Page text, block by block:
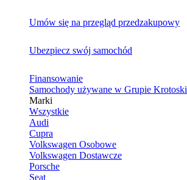
Umów się na przegląd przedzakupowy
Ubezpiecz swój samochód
Finansowanie
Samochody używane w Grupie Krotoski
Marki
Wszystkie
Audi
Cupra
Volkswagen Osobowe
Volkswagen Dostawcze
Porsche
Seat